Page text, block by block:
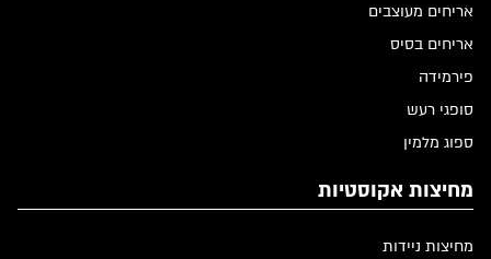
אריחים מעוצבים
אריחים בסיס
פירמידה
סופגי רעש
ספוג מלמין
מחיצות אקוסטיות
מחיצות ניידות